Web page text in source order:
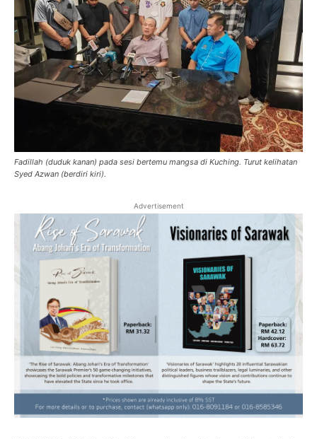
Fadillah (duduk kanan) pada sesi bertemu mangsa di Kuching. Turut kelihatan
Syed Azwan (berdiri kiri).
Advertisement